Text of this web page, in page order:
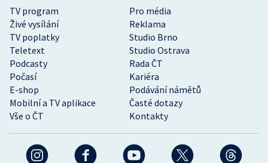
TV program
Pro média
Živé vysílání
Reklama
TV poplatky
Studio Brno
Teletext
Studio Ostrava
Podcasty
Rada ČT
Počasí
Kariéra
E-shop
Podávání námětů
Mobilní a TV aplikace
Časté dotazy
Vše o ČT
Kontakty